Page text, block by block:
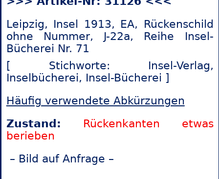
Leipzig, Insel 1913, EA, Rückenschild
ohne Nummer, J-22a, Reihe Insel-
Bücherei Nr. 71
[ Stichworte: Insel-Verlag,
Inselbücherei, Insel-Bücherei ]
Häufig verwendete Abkürzungen
Zustand:
Rückenkanten etwas
berieben
– Bild auf Anfrage –